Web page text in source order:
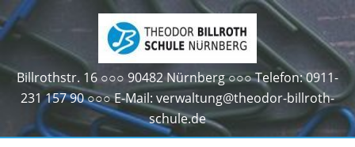
Billrothstr. 16 ○○○ 90482 Nürnberg ○○○ Telefon: 0911-
231 157 90 ○○○ E-Mail: verwaltung@theodor-billroth-
schule.de